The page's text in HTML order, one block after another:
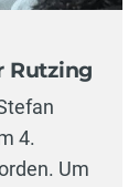
Rutzing
4.
Um